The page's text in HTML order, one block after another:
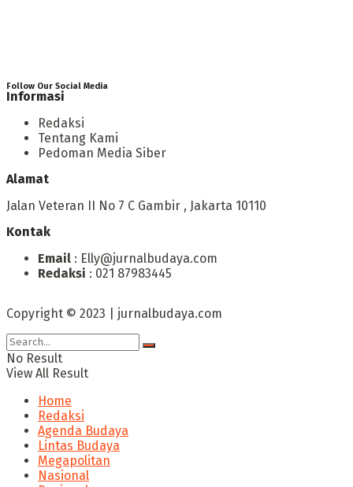
Follow Our Social Media
Informasi
Redaksi
Tentang Kami
Pedoman Media Siber
Alamat
Jalan Veteran II No 7 C Gambir , Jakarta 10110
Kontak
Email : Elly@jurnalbudaya.com
Redaksi : 021 87983445
Copyright © 2023 | jurnalbudaya.com
No Result
View All Result
Home
Redaksi
Agenda Budaya
Lintas Budaya
Megapolitan
Nasional